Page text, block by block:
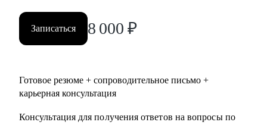
Записаться 8 000 ₽
Готовое резюме + сопроводительное письмо +
карьерная консультация
Консультация для получения ответов на вопросы по